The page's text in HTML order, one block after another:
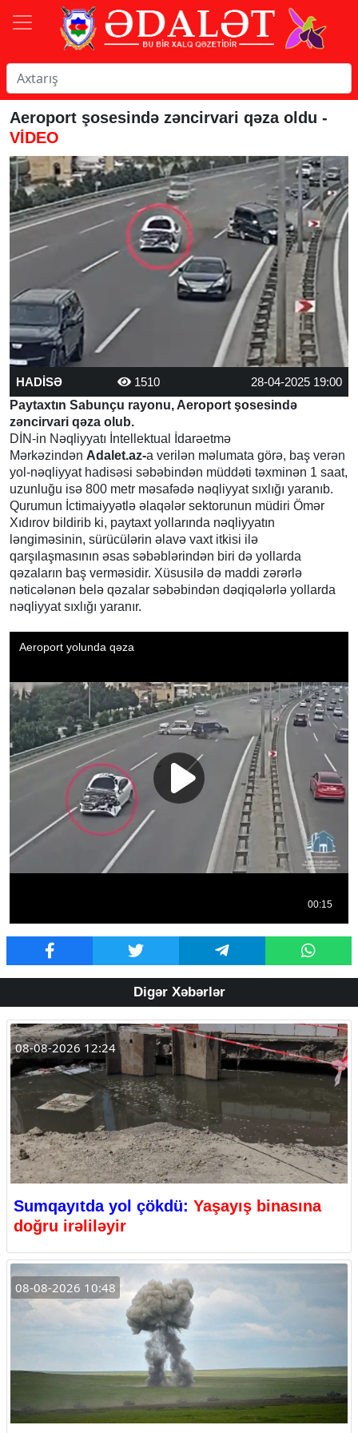
Aeroport şosesində zəncirvari qəza oldu -
VİDEO
HADİSƏ 1510
28-04-2025 19:00
Paytaxtın Sabunçu rayonu, Aeroport şosesində
zəncirvari qəza olub.
DİN-in Nəqliyyatı İntellektual İdarəetmə
Mərkəzindən Adalet.az-a verilən məlumata görə, baş verən
yol-nəqliyyat hadisəsi səbəbindən müddəti təxminən 1 saat,
uzunluğu isə 800 metr məsafədə nəqliyyat sıxlığı yaranıb.
Qurumun İctimaiyyətlə əlaqələr sektorunun müdiri Ömər
Xıdırov bildirib ki, paytaxt yollarında nəqliyyatın
ləngiməsinin, sürücülərin əlavə vaxt itkisi ilə
qarşılaşmasının əsas səbəblərindən biri də yollarda
qəzaların baş verməsidir. Xüsusilə də maddi zərərlə
nəticələnən belə qəzalar səbəbindən dəqiqələrlə yollarda
nəqliyyat sıxlığı yaranır.
Digər Xəbərlər
08-08-2026 12:24
Sumqayıtda yol çökdü: Yaşayış binasına
doğru irəliləyir
08-08-2026 10:48